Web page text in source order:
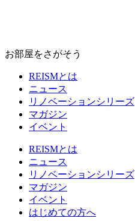
お部屋をさがそう
REISMとは
ニュース
リノベーションシリーズ
マガジン
イベント
REISMとは
ニュース
リノベーションシリーズ
マガジン
イベント
はじめての方へ